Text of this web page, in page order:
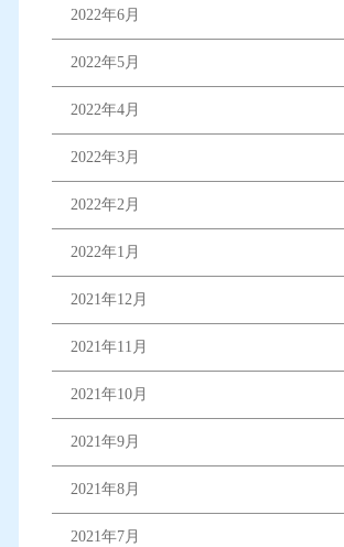
2022年6月
2022年5月
2022年4月
2022年3月
2022年2月
2022年1月
2021年12月
2021年11月
2021年10月
2021年9月
2021年8月
2021年7月